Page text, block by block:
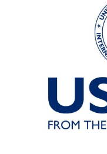
Робота і
Публікації
Курс валют